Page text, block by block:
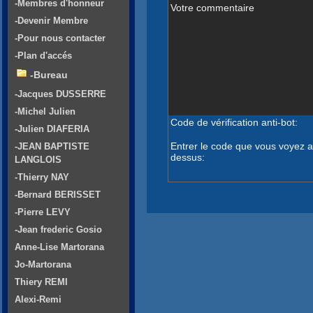
Votre commentaire
Code de vérification anti-bot:
Entrer le code que vous voyez
dessus:
-Membres d'honneur
-Devenir Membre
-Pour nous contacter
-Plan d'accés
-Bureau
-Jacques DUSSERRE
-Michel Julien
-Julien DIAFERIA
-JEAN BAPTISTE
LANGLOIS
-Thierry NAY
-Bernard BERISSET
-Pierre LEVY
-Jean frederic Gosio
Anne-Lise Martorana
Jo-Martorana
Thiery REMI
Alexi-Remi